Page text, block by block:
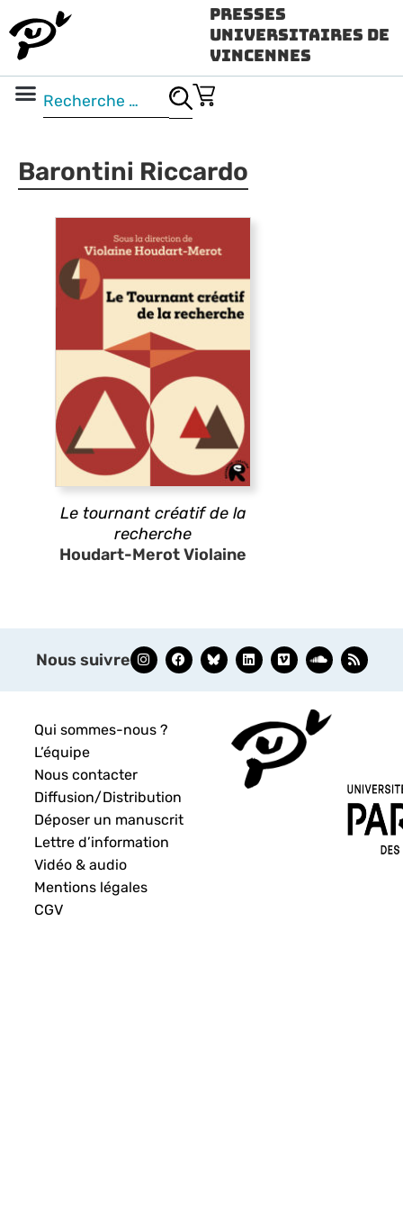
Presses
Universitaires de
Vincennes
Barontini Riccardo
Le tournant créatif de la
recherche
Houdart-Merot Violaine
Nous suivre
Qui sommes-nous ?
L’équipe
Nous contacter
Diffusion/Distribution
Déposer un manuscrit
Lettre d’information
Vidéo & audio
Mentions légales
CGV